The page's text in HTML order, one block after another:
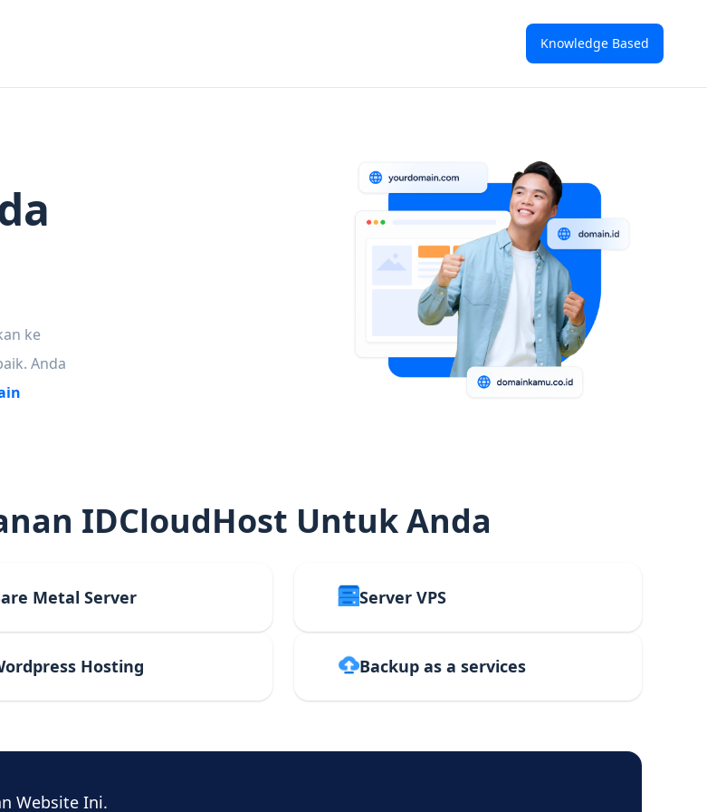
Knowledge Based
ke
Anda
IDCloudHost Untuk Anda
Metal Server Server VPS
Hosting Backup as a services
Website Ini.